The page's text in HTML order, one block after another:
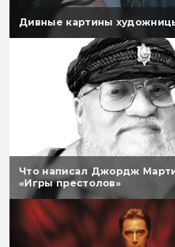
Дивные картины
Что написал Джордж
«Игры престолов»